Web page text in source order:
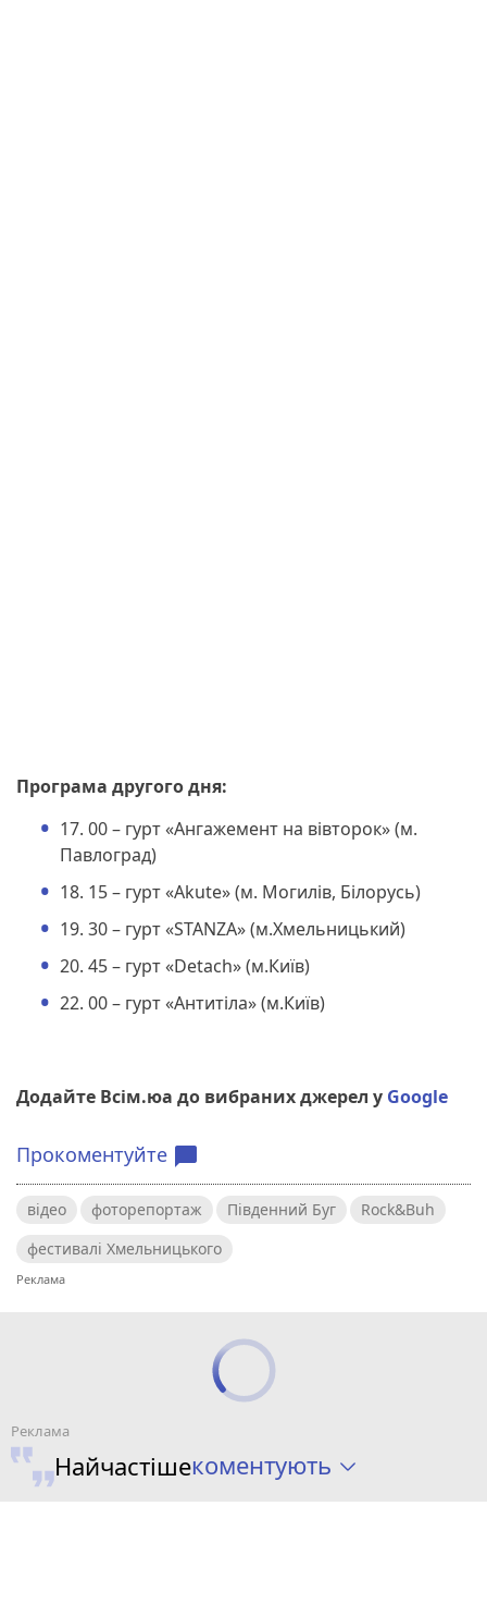
Програма другого дня:
17. 00 – гурт «Ангажемент на вівторок» (м.
Павлоград)
18. 15 – гурт «Akutе» (м. Могилів, Білорусь)
19. 30 – гурт «STANZA» (м.Хмельницький)
20. 45 – гурт «Detach» (м.Київ)
22. 00 – гурт «Антитіла» (м.Київ)
Додайте Всім.юа до вибраних джерел у Google
Прокоментуйте chat_bubble
відео фоторепортаж Південний Буг
Rock&Buh
фестивалі Хмельницького
Найчастішекоментують